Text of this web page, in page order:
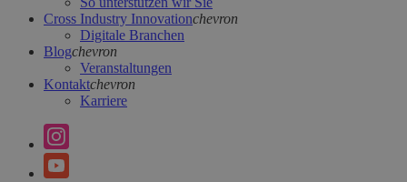
Cross Industry Innovationchevron
Digitale Branchen
Blogchevron
Veranstaltungen
Kontaktchevron
Karriere